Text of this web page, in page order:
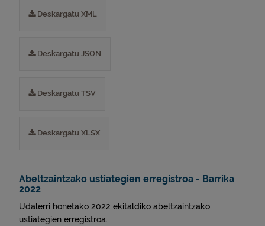
Deskargatu XML
Deskargatu JSON
Deskargatu TSV
Deskargatu XLSX
Abeltzaintzako ustiategien erregistroa - Barrika
2022
Udalerri honetako 2022 ekitaldiko abeltzaintzako
ustiategien erregistroa.